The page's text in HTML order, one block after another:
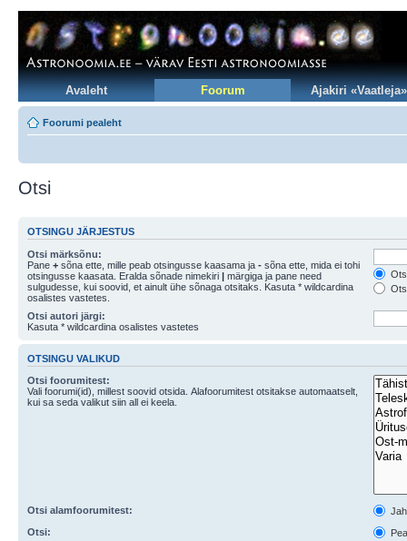
Avaleht Foorum Ajakiri «Vaatleja»
Foorumi pealeht
Otsi
OTSINGU JÄRJESTUS
Otsi märksõnu:
Pane + sõna ette, mille peab otsingusse kaasama ja - sõna ette, mida ei tohi
otsingusse kaasata. Eralda sõnade nimekiri | märgiga ja pane need
sulgudesse, kui soovid, et ainult ühe sõnaga otsitaks. Kasuta * wildcardina
osalistes vastetes.
Otsi autori järgi:
Kasuta * wildcardina osalistes vastetes
OTSINGU VALIKUD
Otsi foorumitest:
Vali foorumi(id), millest soovid otsida. Alafoorumitest otsitakse automaatselt,
kui sa seda valikut siin all ei keela.
Otsi alamfoorumitest:
Jah
Otsi: